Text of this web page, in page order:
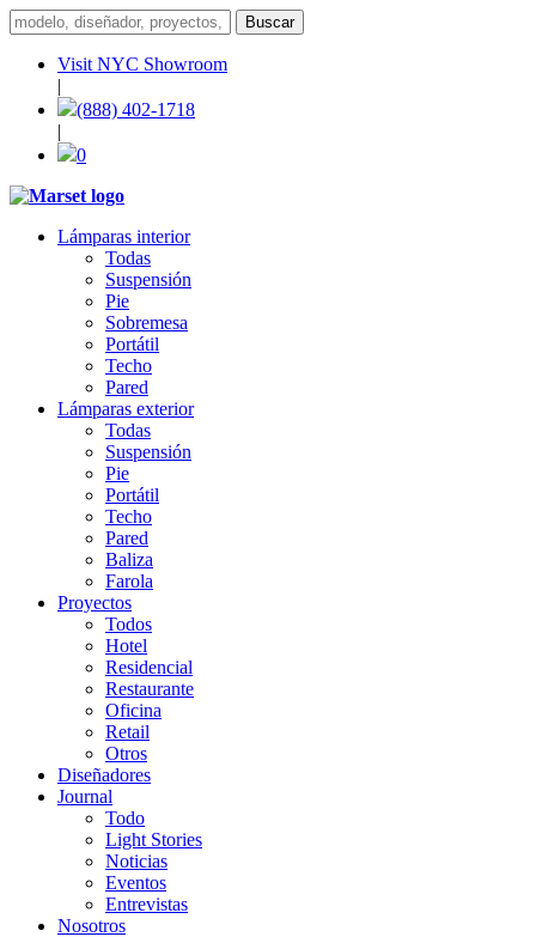
Visit NYC Showroom
|
(888) 402-1718
|
0
Lámparas interior
Todas
Suspensión
Pie
Sobremesa
Portátil
Techo
Pared
Lámparas exterior
Todas
Suspensión
Pie
Portátil
Techo
Pared
Baliza
Farola
Proyectos
Todos
Hotel
Residencial
Restaurante
Oficina
Retail
Otros
Diseñadores
Journal
Todo
Light Stories
Noticias
Eventos
Entrevistas
Nosotros